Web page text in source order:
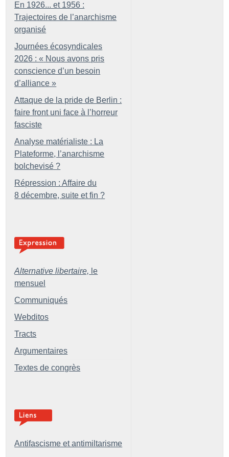
En 1926... et 1956 :
Trajectoires de l’anarchisme
organisé
Journées écosyndicales
2026 : « Nous avons pris
conscience d’un besoin
d’alliance »
Attaque de la pride de Berlin :
faire front uni face à l’horreur
fasciste
Analyse matérialiste : La
Plateforme, l’anarchisme
bolchevisé ?
Répression : Affaire du
8 décembre, suite et fin ?
Alternative libertaire, le
mensuel
Communiqués
Webditos
Tracts
Argumentaires
Textes de congrès
Antifascisme et antimiltarisme